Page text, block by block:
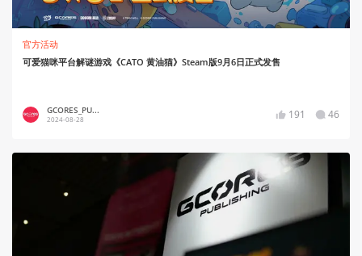
官方活动
可爱猫咪平台解谜游戏《CATO 黄油猫》Steam版9月6日正式发售
GCORES_PU...
2024-08-28 191 46